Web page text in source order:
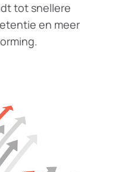
tot snellere
en meer